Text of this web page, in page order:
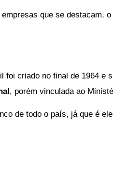
que se destacam,
foi criado no final de 1964 e
, porém vinculada ao
de todo o país, já que é